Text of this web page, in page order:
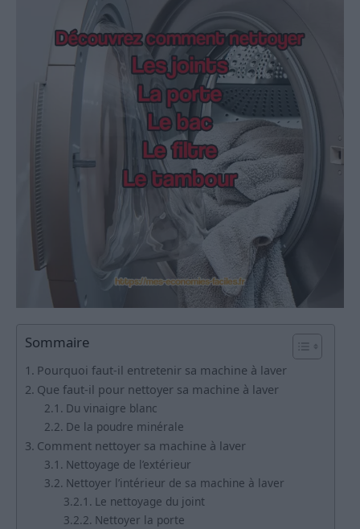
Sommaire
Pourquoi faut-il entretenir sa machine à laver
Que faut-il pour nettoyer sa machine à laver
Du vinaigre blanc
De la poudre minérale
Comment nettoyer sa machine à laver
Nettoyage de l’extérieur
Nettoyer l’intérieur de sa machine à laver
Le nettoyage du joint
Nettoyer la porte